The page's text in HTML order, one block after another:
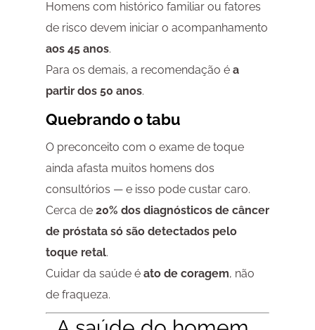
Homens com histórico familiar ou fatores
de risco devem iniciar o acompanhamento
aos 45 anos.
Para os demais, a recomendação é a
partir dos 50 anos.
Quebrando o tabu
O preconceito com o exame de toque
ainda afasta muitos homens dos
consultórios — e isso pode custar caro.
Cerca de 20% dos diagnósticos de câncer
de próstata só são detectados pelo
toque retal.
Cuidar da saúde é ato de coragem, não
de fraqueza.